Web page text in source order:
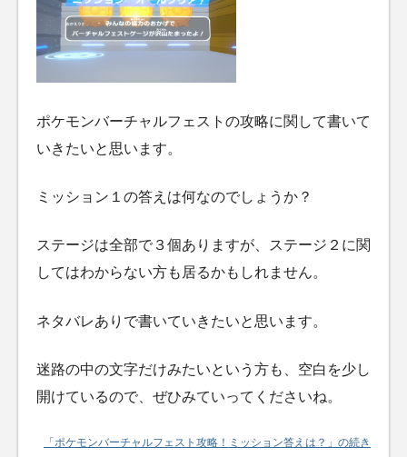
ポケモンバーチャルフェストの攻略に関して書いて
いきたいと思います。
ミッション１の答えは何なのでしょうか？
ステージは全部で３個ありますが、ステージ２に関
してはわからない方も居るかもしれません。
ネタバレありで書いていきたいと思います。
迷路の中の文字だけみたいという方も、空白を少し
開けているので、ぜひみていってくださいね。
「ポケモンバーチャルフェスト攻略！ミッション答えは？」の続き